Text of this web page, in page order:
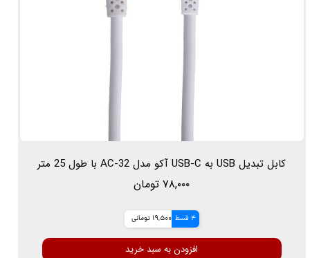
کابل تبدیل USB به USB-C آکو مدل AC-32 با طول 25 متر
۷۸,۰۰۰ تومان
4 قسط 19,500 تومانی
افزودن به سبد خرید